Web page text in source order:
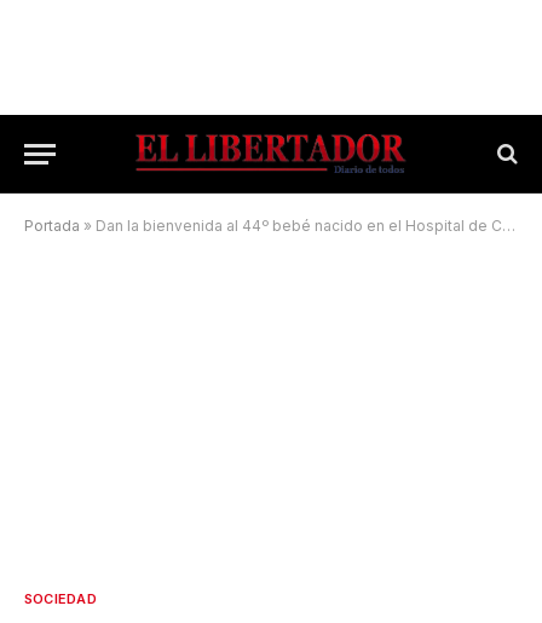
Portada » Dan la bienvenida al 44º bebé nacido en el Hospital de Campaña
SOCIEDAD